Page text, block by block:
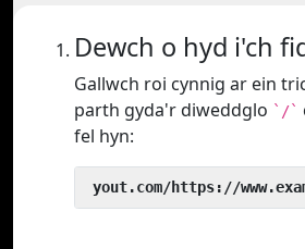
Dewch o hyd i'ch
Gallwch roi cynnig ar ein
parth gyda'r diweddglo `/`
fel hyn:
yout.com/https://